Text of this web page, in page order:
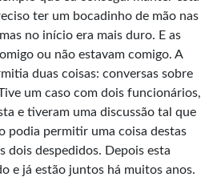
ter um bocadinho de mão nas
no início era mais duro. E as
ou não estavam comigo. A
duas coisas: conversas sobre
um caso com dois funcionários,
e tiveram uma discussão tal que
podia permitir uma coisa destas
dois despedidos. Depois esta
e já estão juntos há muitos anos.